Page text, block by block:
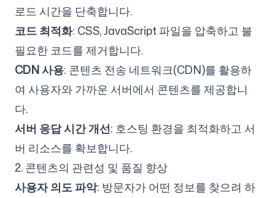
로드 시간을 단축합니다.
코드 최적화: CSS, JavaScript 파일을 압축하고 불
필요한 코드를 제거합니다.
CDN 사용: 콘텐츠 전송 네트워크(CDN)를 활용하
여 사용자와 가까운 서버에서 콘텐츠를 제공합니
다.
서버 응답 시간 개선: 호스팅 환경을 최적화하고 서
버 리소스를 확보합니다.
2. 콘텐츠의 관련성 및 품질 향상
사용자 의도 파악: 방문자가 어떤 정보를 찾으려 하